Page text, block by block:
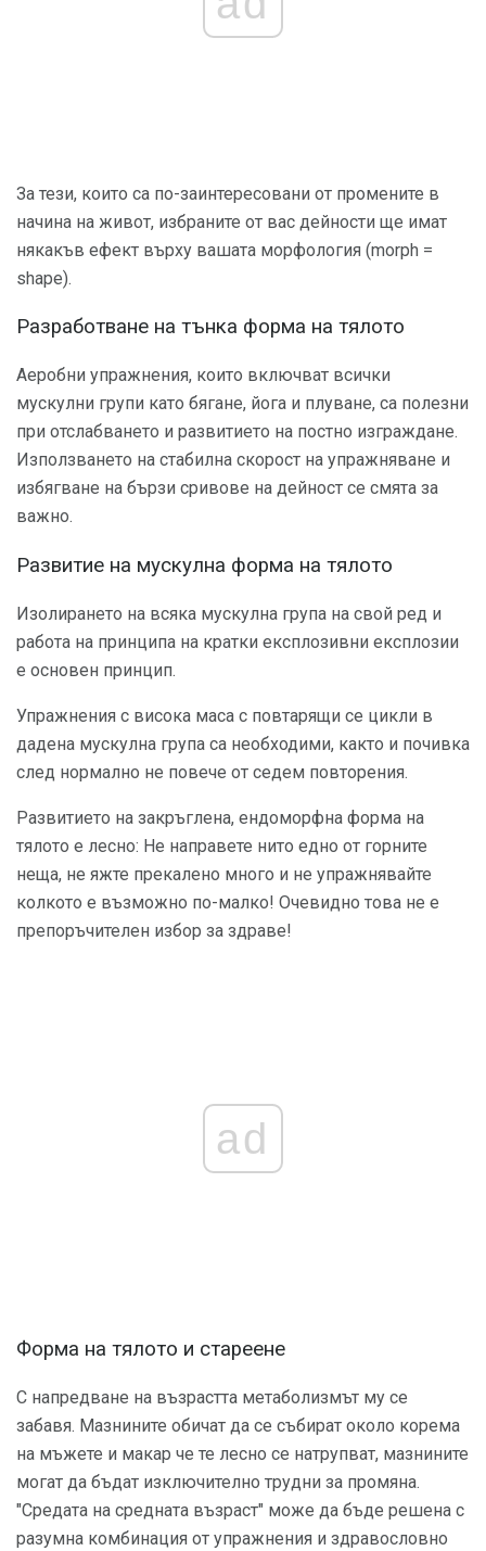
За тези, които са по-заинтересовани от промените в
начина на живот, избраните от вас дейности ще имат
някакъв ефект върху вашата морфология (morph =
shape).
Разработване на тънка форма на тялото
Аеробни упражнения, които включват всички
мускулни групи като бягане, йога и плуване, са полезни
при отслабването и развитието на постно изграждане.
Използването на стабилна скорост на упражняване и
избягване на бързи сривове на дейност се смята за
важно.
Развитие на мускулна форма на тялото
Изолирането на всяка мускулна група на свой ред и
работа на принципа на кратки експлозивни експлозии
е основен принцип.
Упражнения с висока маса с повтарящи се цикли в
дадена мускулна група са необходими, както и почивка
след нормално не повече от седем повторения.
Развитието на закръглена, ендоморфна форма на
тялото е лесно: Не направете нито едно от горните
неща, не яжте прекалено много и не упражнявайте
колкото е възможно по-малко! Очевидно това не е
препоръчителен избор за здраве!
ad
Форма на тялото и стареене
С напредване на възрастта метаболизмът му се
забавя. Мазнините обичат да се събират около корема
на мъжете и макар че те лесно се натрупват, мазнините
могат да бъдат изключително трудни за промяна.
"Средата на средната възраст" може да бъде решена с
разумна комбинация от упражнения и здравословно